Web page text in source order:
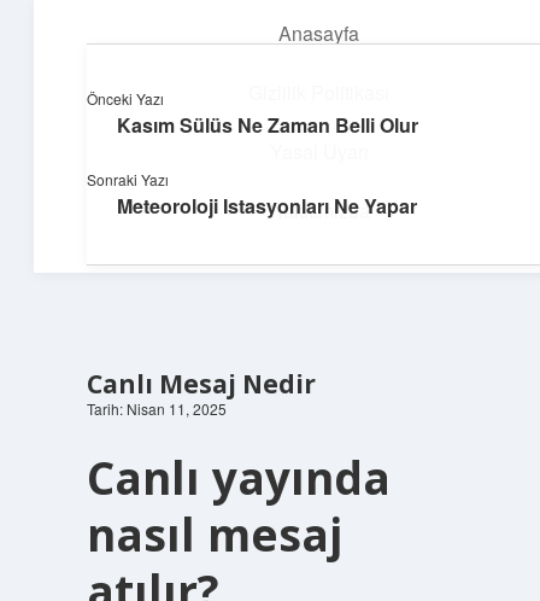
Anasayfa
Hakkımızda
Dijital dünyada keyifli bir macera!
Canlı Mesaj Nedir
Tarih: Nisan 11, 2025
Canlı yayında
nasıl mesaj
Önceki Yazı
Kasım Sülüs Ne Zaman Belli Olur
Sonraki Yazı
Meteoroloji Istasyonları Ne Yapar